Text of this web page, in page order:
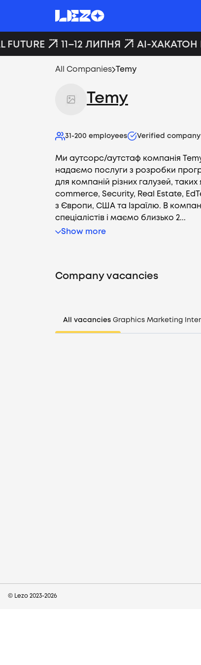
11–12 ЛИПНЯ AI-ХАКАТОН
All Companies Temy
Temy
31-200 employees Verified company
Ми аутсорс/аутстаф компанія
надаємо послуги з розробки
для компаній різних галузей, таких
commerce, Security, Real Estate,
з Європи, США та Ізраїлю. В
спеціалістів і маємо близько 2...
Show more
Company vacancies
All vacancies Graphics Marketing
© Lezo 2023-2026